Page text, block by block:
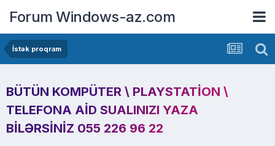
Forum Windows-az.com
İstək proqram
BÜTÜN KOMPÜTER \ PLAYSTATION \
TELEFONA AID SUALINIZI YAZA
BILƏRSINIZ 055 226 96 22